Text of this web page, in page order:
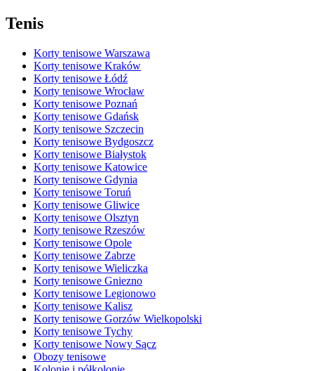
Tenis
Korty tenisowe Warszawa
Korty tenisowe Kraków
Korty tenisowe Łódź
Korty tenisowe Wrocław
Korty tenisowe Poznań
Korty tenisowe Gdańsk
Korty tenisowe Szczecin
Korty tenisowe Bydgoszcz
Korty tenisowe Białystok
Korty tenisowe Katowice
Korty tenisowe Gdynia
Korty tenisowe Toruń
Korty tenisowe Gliwice
Korty tenisowe Olsztyn
Korty tenisowe Rzeszów
Korty tenisowe Opole
Korty tenisowe Zabrze
Korty tenisowe Wieliczka
Korty tenisowe Gniezno
Korty tenisowe Legionowo
Korty tenisowe Kalisz
Korty tenisowe Gorzów Wielkopolski
Korty tenisowe Tychy
Korty tenisowe Nowy Sącz
Obozy tenisowe